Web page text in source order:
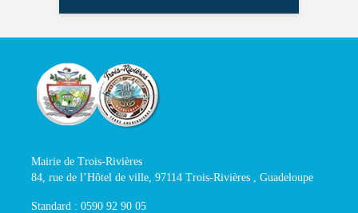
Mairie de Trois-Rivières
84, rue de l’Hôtel de ville, 97114 Trois-Rivières , Guadeloupe
Standard : 0590 92 90 05